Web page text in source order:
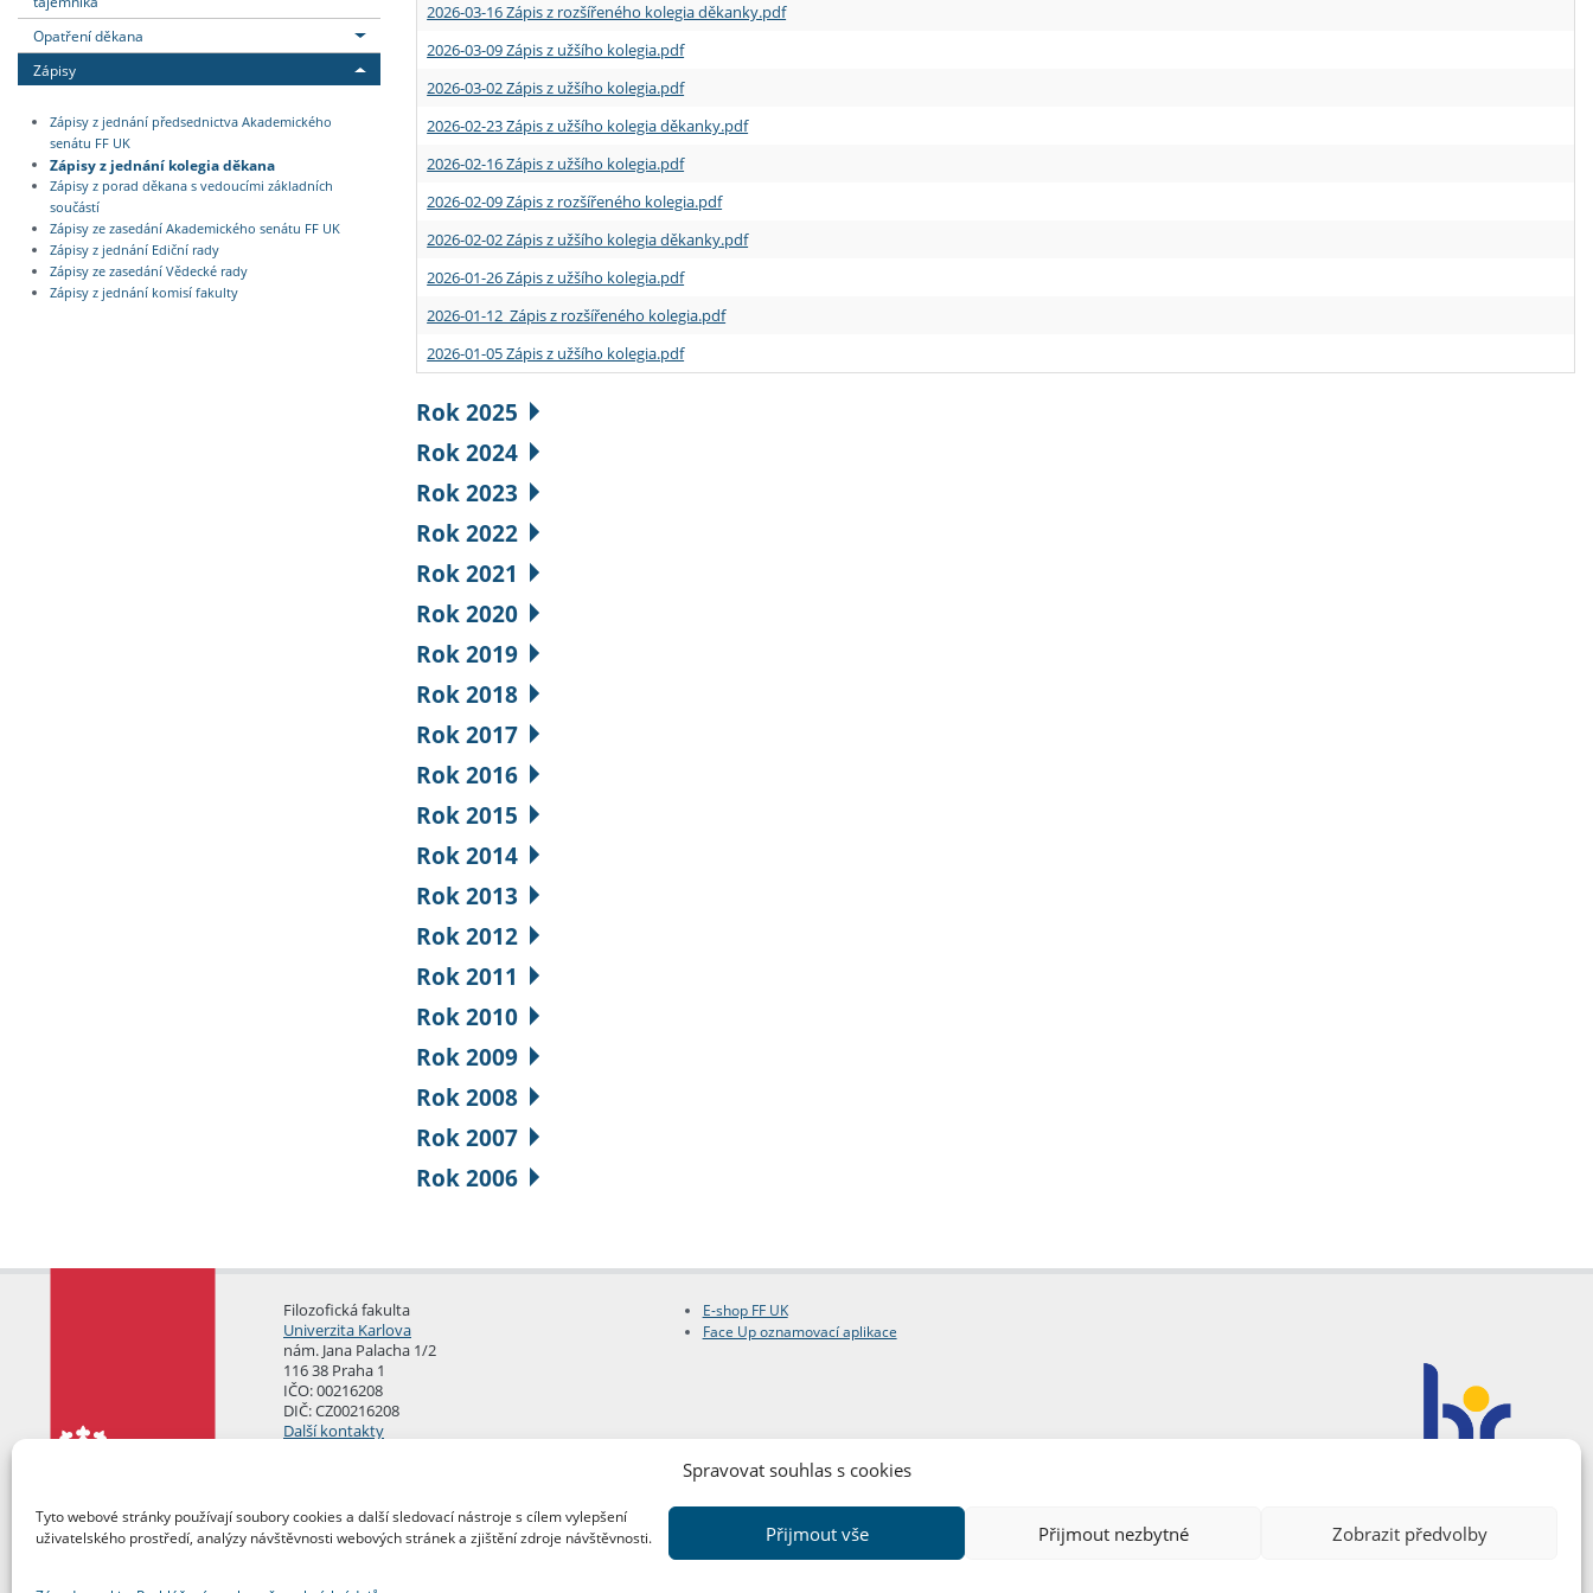
Spravovat souhlas s cookies
Tyto webové stránky používají soubory cookies a další sledovací nástroje s cílem vylepšení
uživatelského prostředí, analýzy návštěvnosti webových stránek a zjištění zdroje návštěvnosti.
Přijmout vše Přijmout nezbytné Zobrazit předvolby
Opatření děkana
Zápisy
Zápisy z jednání předsednictva Akademického
senátu FF UK
Zápisy z jednání kolegia děkana
Zápisy z porad děkana s vedoucími základních
součástí
Zápisy ze zasedání Akademického senátu FF UK
Zápisy z jednání Ediční rady
Zápisy ze zasedání Vědecké rady
Zápisy z jednání komisí fakulty
2026-03-16 Zápis z rozšířeného kolegia děkanky.pdf
2026-03-09 Zápis z užšího kolegia.pdf
2026-03-02 Zápis z užšího kolegia.pdf
2026-02-23 Zápis z užšího kolegia děkanky.pdf
2026-02-16 Zápis z užšího kolegia.pdf
2026-02-09 Zápis z rozšířeného kolegia.pdf
2026-02-02 Zápis z užšího kolegia děkanky.pdf
2026-01-26 Zápis z užšího kolegia.pdf
2026-01-12 Zápis z rozšířeného kolegia.pdf
2026-01-05 Zápis z užšího kolegia.pdf
Rok 2025
Rok 2024
Rok 2023
Rok 2022
Rok 2021
Rok 2020
Rok 2019
Rok 2018
Rok 2017
Rok 2016
Rok 2015
Rok 2014
Rok 2013
Rok 2012
Rok 2011
Rok 2010
Rok 2009
Rok 2008
Rok 2007
Rok 2006
Filozofická fakulta
Univerzita Karlova
nám. Jana Palacha 1/2
116 38 Praha 1
IČO: 00216208
DIČ: CZ00216208
Další kontakty
E-shop FF UK
Face Up oznamovací aplikace